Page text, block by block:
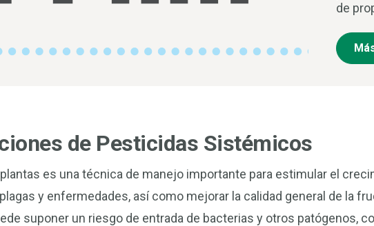
de
de Pesticidas Sistémicos
es una técnica de manejo importante para estimular el
y enfermedades, así como mejorar la calidad general de la
suponer un riesgo de entrada de bacterias y otros patógenos,